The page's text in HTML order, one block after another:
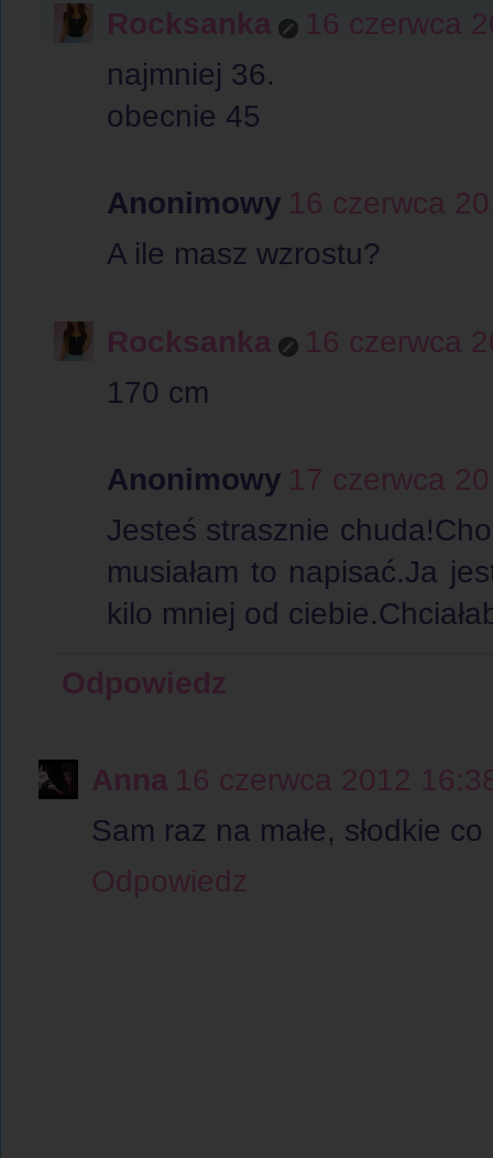
Rocksanka
16 czerwca
najmniej 36.
obecnie 45
Anonimowy 16 czerwca
A ile masz wzrostu?
Rocksanka
16 czerwca
170 cm
Anonimowy 17 czerwca
Jesteś strasznie
musiałam to napisać.Ja
kilo mniej od
Odpowiedz
Anna 16 czerwca 2012
Sam raz na małe, słodkie
Odpowiedz